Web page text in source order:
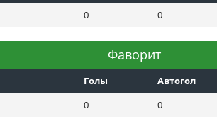
0
0
Фаворит
Голы
Автогол
0
0